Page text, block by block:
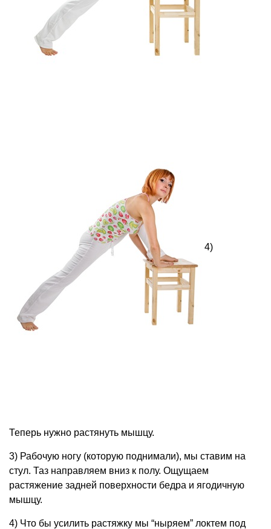
4)
Теперь нужно растянуть мышцу.
3) Рабочую ногу (которую поднимали), мы ставим на
стул. Таз направляем вниз к полу. Ощущаем
растяжение задней поверхности бедра и ягодичную
мышцу.
4) Что бы усилить растяжку мы “ныряем” локтем под